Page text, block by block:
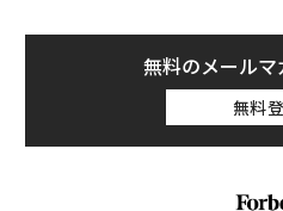
出るのか、また、学校が再
生まれるのか。「病弱教育」
る副島賢和さん（昭和大学大
授・学校心理士スーパーバイ
学級担当）に話を聞いた。
無料のメール
無料